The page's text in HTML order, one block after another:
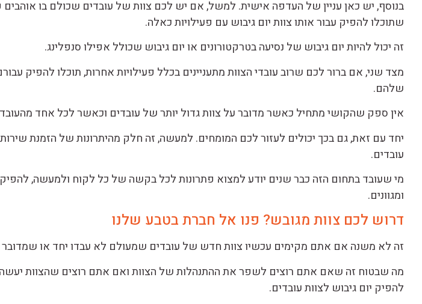
בנוסף, יש כאן עניין של העדפה אישית. למשל, אם יש לכם צוות של עובדים שכולם בו אוהבים
שתוכלו להפיק עבור אותו צוות יום גיבוש עם פעילויות כאלה.
זה יכול להיות יום גיבוש של נסיעה בטרקטורונים או יום גיבוש שכולל אפילו סנפלינג.
מצד שני, אם ברור לכם שרוב עובדי הצוות מתעניינים בכלל פעילויות אחרות, תוכלו להפיק
שלהם.
אין ספק שהקושי מתחיל כאשר מדובר על צוות גדול יותר של עובדים וכאשר לכל אחד
יחד עם זאת, גם בכך יכולים לעזור לכם המומחים. למעשה, זה חלק מהיתרונות של הזמנת
עובדים.
מי שעובד בתחום הזה כבר שנים יודע למצוא פתרונות לכל בקשה של כל לקוח ולמעשה, להפיק
ומגוונים.
דרוש לכם צוות מגובש? פנו אל חברת בטבע שלנו
זה לא משנה אם אתם מקימים עכשיו צוות חדש של עובדים שמעולם לא עבדו יחד או
מה שבטוח זה שאם אתם רוצים לשפר את ההתנהלות של הצוות ואם אתם רוצים שהצוות יעשה
להפיק יום גיבוש לצוות עובדים.